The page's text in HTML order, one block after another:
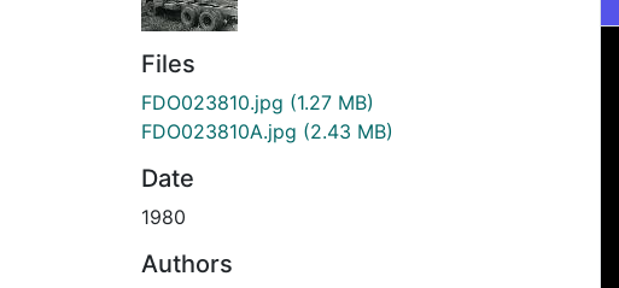
Files
FDO023810.jpg (1.27 MB)
FDO023810A.jpg (2.43 MB)
Date
1980
Authors